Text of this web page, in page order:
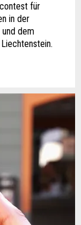
für
in der
dem